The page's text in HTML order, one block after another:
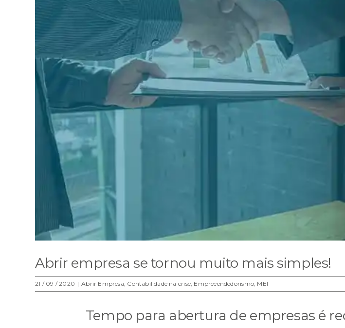
Abrir empresa se tornou muito mais simples!
21 / 09 / 2020 | Abrir Empresa, Contabilidade na crise, Empreeendedorismo, MEI
Tempo para abertura de empresas é